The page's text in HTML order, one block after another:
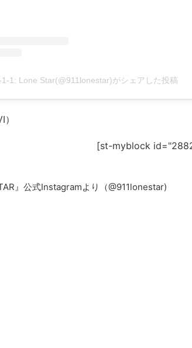
1-1: Lone Star(@911lonestar)がシェアした投稿
[st-myblock
』公式Instagramより（@911lonestar)